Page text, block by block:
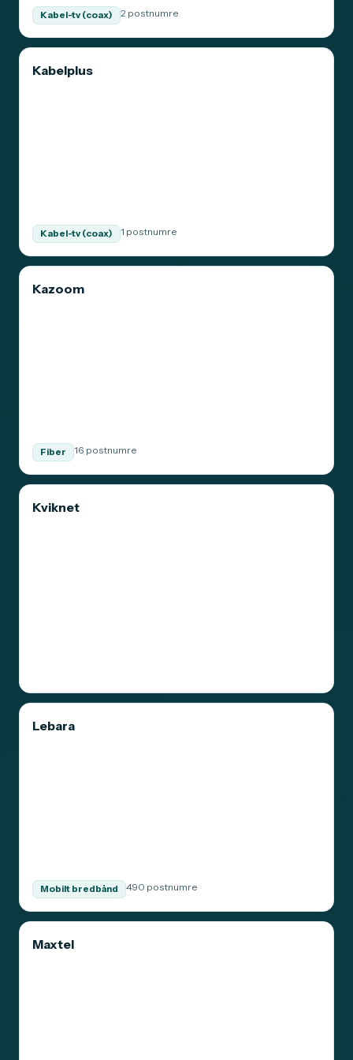
Kabel-tv (coax) 2 postnumre
Kabelplus
Kabel-tv (coax) 1 postnumre
Kazoom
Fiber 16 postnumre
Kviknet
Lebara
Mobilt bredbånd 490 postnumre
Maxtel